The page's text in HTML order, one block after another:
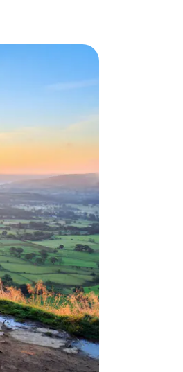
することができます。